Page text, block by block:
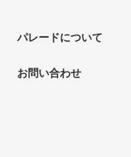
パレードについて
お問い合わせ